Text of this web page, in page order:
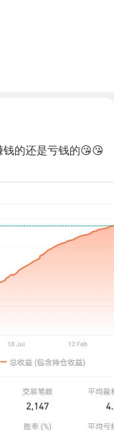
的还是亏钱的😘😘